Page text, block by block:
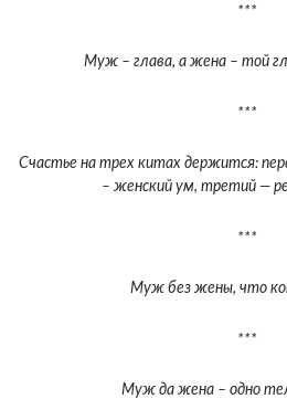
***
Муж – глава, а жена – той
***
Счастье на трех китах держится:
– женский ум, третий —
***
Муж без жены, что
***
Муж да жена – одно